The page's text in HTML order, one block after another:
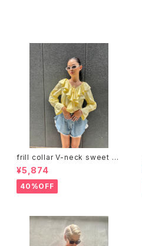
frill collar V-neck sweet d
esign tops blouse トップス
ブラウス フリル Vネック リボン
春
¥5,874
40%OFF